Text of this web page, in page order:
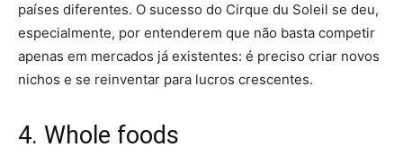
países diferentes. O sucesso do Cirque du Soleil se deu,
especialmente, por entenderem que não basta competir
apenas em mercados já existentes: é preciso criar novos
nichos e se reinventar para lucros crescentes.
4. Whole foods